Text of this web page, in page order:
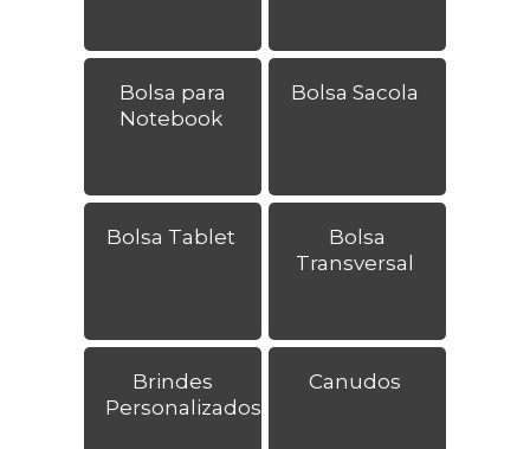
Bolsa para
Notebook
Bolsa Sacola
Bolsa Tablet
Bolsa
Transversal
Brindes
Personalizados
Canudos